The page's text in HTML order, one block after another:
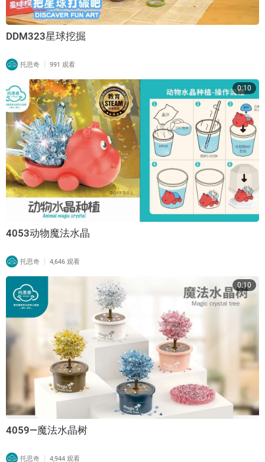
DDM323星球挖掘
托思奇 | 991 观看
0:10
4053动物魔法水晶
托思奇 | 4,646 观看
0:10
4059—魔法水晶树
托思奇 | 4,944 观看